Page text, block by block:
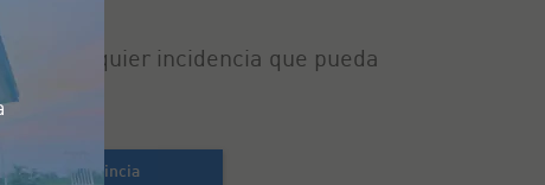
cualquier incidencia que pueda
Provincia